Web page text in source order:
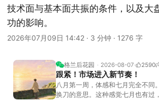
技术面与基本面共振的条件，以及大
功的影响。
2026年07月09日 14:42 · 3 分钟 · 1276 字
格兰后花园 2026-08-07 2590
跟紧！市场进入新节奏！
八月第一周，体感和七月完全不同
换刀的意思。这种感觉七月也有过